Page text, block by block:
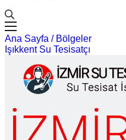
Ana Sayfa / Bölgeler
Işıkkent Su Tesisatçı